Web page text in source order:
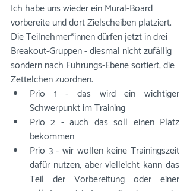
Ich habe uns wieder ein Mural-Board
vorbereite und dort Zielscheiben platziert.
Die Teilnehmer*innen dürfen jetzt in drei
Breakout-Gruppen - diesmal nicht zufällig
sondern nach Führungs-Ebene sortiert, die
Zettelchen zuordnen.
Prio 1 - das wird ein wichtiger
Schwerpunkt im Training
Prio 2 - auch das soll einen Platz
bekommen
Prio 3 - wir wollen keine Trainingszeit
dafür nutzen, aber vielleicht kann das
Teil der Vorbereitung oder einer